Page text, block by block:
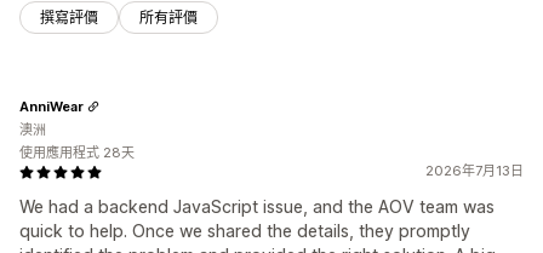
撰寫評價 所有評價
2026年7月13日
We had a backend JavaScript issue, and the AOV team was
quick to help. Once we shared the details, they promptly
AnniWear
澳洲
使用應用程式 28天